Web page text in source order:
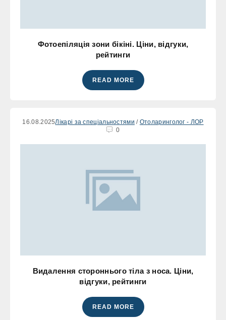
Фотоепіляція зони бікіні. Ціни, відгуки,
рейтинги
READ MORE
16.08.2025Лікарі за спеціальностями / Отоларинголог - ЛОР
0
Видалення стороннього тіла з носа. Ціни,
відгуки, рейтинги
READ MORE